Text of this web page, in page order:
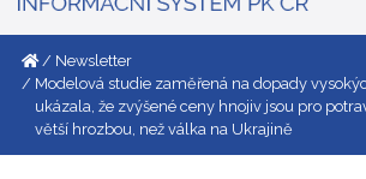
Newsletter
Modelová studie zaměřená na dopady
ukázala, že zvýšené ceny hnojiv jsou pro
větší hrozbou, než válka na Ukrajině